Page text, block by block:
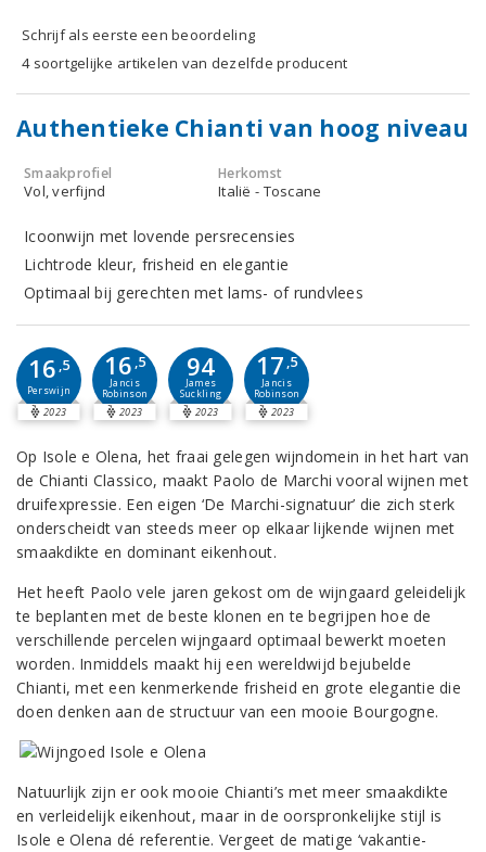
Schrijf als eerste een beoordeling
4 soortgelijke artikelen van dezelfde producent
Authentieke Chianti van hoog niveau
Smaakprofiel
Vol, verfijnd
Herkomst
Italië - Toscane
Icoonwijn met lovende persrecensies
Lichtrode kleur, frisheid en elegantie
Optimaal bij gerechten met lams- of rundvlees
16 ,5
Perswijn
2023
16 ,5
Jancis
Robinson
2023
94
James
Suckling
2023
17 ,5
Jancis
Robinson
2023
Op Isole e Olena, het fraai gelegen wijndomein in het hart van
de Chianti Classico, maakt Paolo de Marchi vooral wijnen met
druifexpressie. Een eigen ‘De Marchi-signatuur’ die zich sterk
onderscheidt van steeds meer op elkaar lijkende wijnen met
smaakdikte en dominant eikenhout.
Het heeft Paolo vele jaren gekost om de wijngaard geleidelijk
te beplanten met de beste klonen en te begrijpen hoe de
verschillende percelen wijngaard optimaal bewerkt moeten
worden. Inmiddels maakt hij een wereldwijd bejubelde
Chianti, met een kenmerkende frisheid en grote elegantie die
doen denken aan de structuur van een mooie Bourgogne.
Natuurlijk zijn er ook mooie Chianti’s met meer smaakdikte
en verleidelijk eikenhout, maar in de oorspronkelijke stijl is
Isole e Olena dé referentie. Vergeet de matige ‘vakantie-